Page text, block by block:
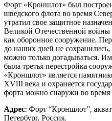
Форт «Кроншлот» был
шведского флота во время
утратил свое защитное
Великой Отечественной войны
как оборонное сооружение.
до наших дней не
можно только догадываться.
была третья перестройка
«Кроншлот» является
XVIII века и охраняется
форта можно снаружи во время
Адрес: Форт “Кроншлот”,
Петербург, Россия.